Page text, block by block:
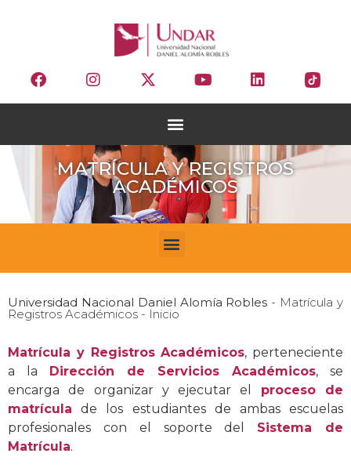
MATRÍCULA Y REGISTROS
ACADÉMICOS
Universidad Nacional Daniel Alomía Robles - Matrícula y
Registros Académicos - Inicio
Matrícula y Registros Académicos, perteneciente
a la Dirección de Servicios Académicos, se
encarga de organizar y ejecutar el proceso de
matrícula de los estudiantes de ambas escuelas
profesionales con el soporte del Sistema de
Matrícula.